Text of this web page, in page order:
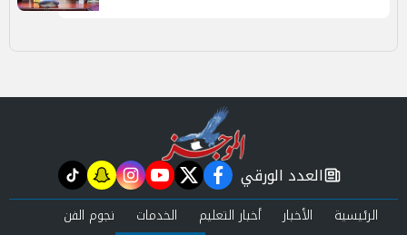
newspaper
العدد الورقي facebook
twitter
youtube
instagram
snapchat
tiktok
الرئيسية الأخبار أخبار التعليم الخدمات نجوم الفن